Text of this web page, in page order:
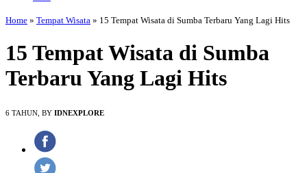
Home » Tempat Wisata » 15 Tempat Wisata di Sumba Terbaru Yang Lagi Hits
15 Tempat Wisata di Sumba
Terbaru Yang Lagi Hits
6 TAHUN, BY IDNEXPLORE